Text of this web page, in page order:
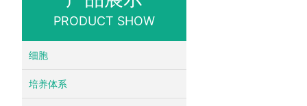
PRODUCT SHOW
细胞
培养体系